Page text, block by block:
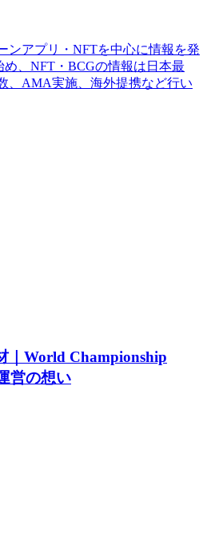
ンアプリ・NFTを中心に情報を発
、NFT・BCGの情報は日本最
、AMA実施、海外提携など行い
｜World Championship
営の想い